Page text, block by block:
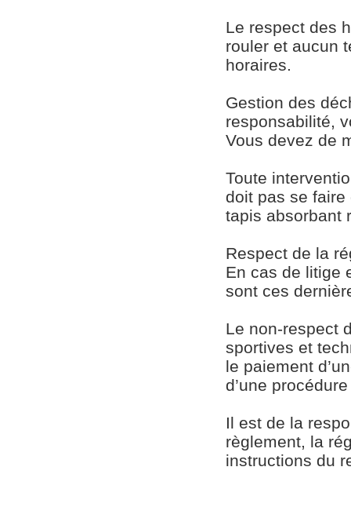
Le respect des
rouler et aucun
horaires.
Gestion des
responsabilité,
Vous devez de
Toute
doit pas se
tapis absorbant
Respect de la
En cas de litige
sont ces
Le non-respect
sportives et
le paiement
d’une
Il est de la
règlement, la
instructions du